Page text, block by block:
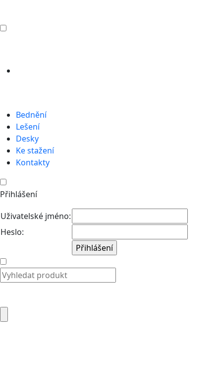
Bednění
Lešení
Desky
Ke stažení
Kontakty
Přihlášení
Uživatelské jméno:
Heslo: